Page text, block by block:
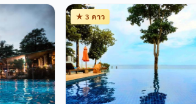
★ 3 ดาว